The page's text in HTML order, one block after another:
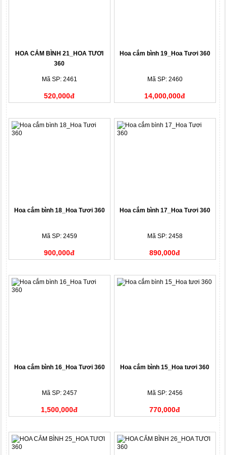
HOA CẮM BÌNH 21_HOA TƯƠI
360
Mã SP: 2461
520,000đ
Hoa cắm bình 19_Hoa Tươi 360
Mã SP: 2460
14,000,000đ
Hoa cắm bình 18_Hoa Tươi 360
Mã SP: 2459
900,000đ
Hoa cắm bình 17_Hoa Tươi 360
Mã SP: 2458
890,000đ
Hoa cắm bình 16_Hoa Tươi 360
Mã SP: 2457
1,500,000đ
Hoa cắm bình 15_Hoa tươi 360
Mã SP: 2456
770,000đ